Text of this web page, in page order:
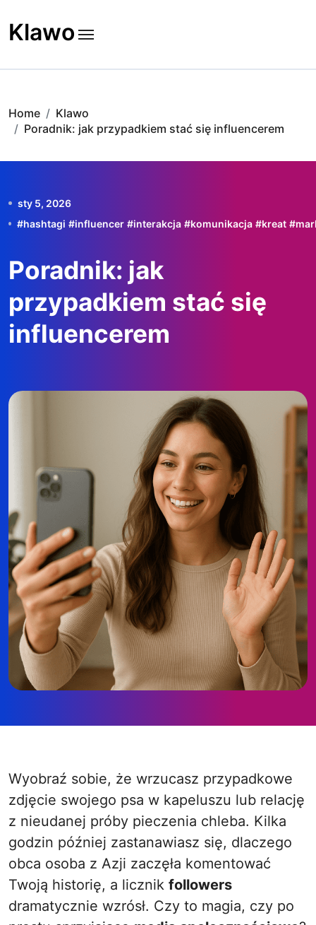
to
content
Klawo
Home
Klawo
Poradnik: jak przypadkiem stać się influencerem
sty 5, 2026
#hashtagi #influencer #interakcja #komunikacja #kreat #
Poradnik: jak
przypadkiem stać się
influencerem
Wyobraź sobie, że wrzucasz przypadkowe
zdjęcie swojego psa w kapeluszu lub relację
z nieudanej próby pieczenia chleba. Kilka
godzin później zastanawiasz się, dlaczego
obca osoba z Azji zaczęła komentować
Twoją historię, a licznik followers
dramatycznie wzrósł. Czy to magia, czy po